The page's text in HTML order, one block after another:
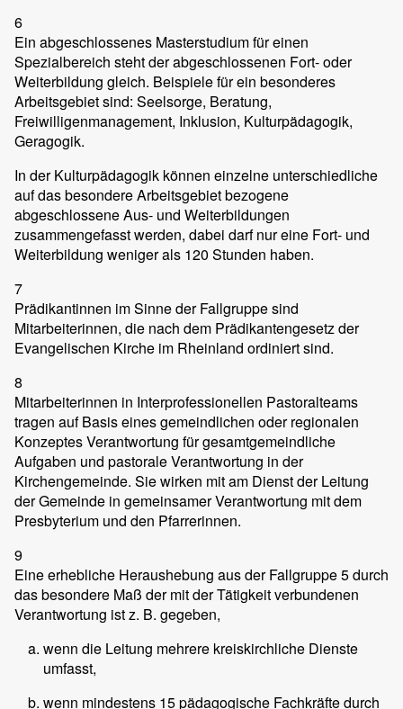
6
Ein abgeschlossenes Masterstudium für einen
Spezialbereich steht der abgeschlossenen Fort- oder
Weiterbildung gleich. Beispiele für ein besonderes
Arbeitsgebiet sind: Seelsorge, Beratung,
Freiwilligenmanagement, Inklusion, Kulturpädagogik,
Geragogik.
In der Kulturpädagogik können einzelne unterschiedliche
auf das besondere Arbeitsgebiet bezogene
abgeschlossene Aus- und Weiterbildungen
zusammengefasst werden, dabei darf nur eine Fort- und
Weiterbildung weniger als 120 Stunden haben.
7
Prädikantinnen im Sinne der Fallgruppe sind
Mitarbeiterinnen, die nach dem Prädikantengesetz der
Evangelischen Kirche im Rheinland ordiniert sind.
8
Mitarbeiterinnen in Interprofessionellen Pastoralteams
tragen auf Basis eines gemeindlichen oder regionalen
Konzeptes Verantwortung für gesamtgemeindliche
Aufgaben und pastorale Verantwortung in der
Kirchengemeinde. Sie wirken mit am Dienst der Leitung
der Gemeinde in gemeinsamer Verantwortung mit dem
Presbyterium und den Pfarrerinnen.
9
Eine erhebliche Heraushebung aus der Fallgruppe 5 durch
das besondere Maß der mit der Tätigkeit verbundenen
Verantwortung ist z. B. gegeben,
wenn die Leitung mehrere kreiskirchliche Dienste
umfasst,
wenn mindestens 15 pädagogische Fachkräfte durch